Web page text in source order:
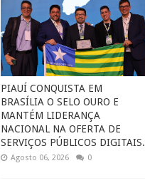
PIAUÍ CONQUISTA EM
BRASÍLIA O SELO OURO E
MANTÉM LIDERANÇA
NACIONAL NA OFERTA DE
SERVIÇOS PÚBLICOS DIGITAIS.
Agosto 06, 2026 0